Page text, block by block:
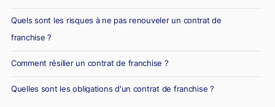
Quels sont les risques à ne pas renouveler un contrat de
franchise ?
Comment résilier un contrat de franchise ?
Quelles sont les obligations d'un contrat de franchise ?